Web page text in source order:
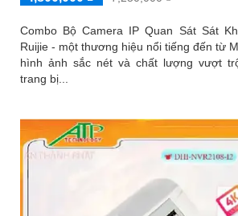
Combo Bộ Camera IP Quan Sát Sát
Ruijie - một thương hiệu nổi tiếng đến từ
hình ảnh sắc nét và chất lượng vượt trội. Sản phẩm
trang bị...